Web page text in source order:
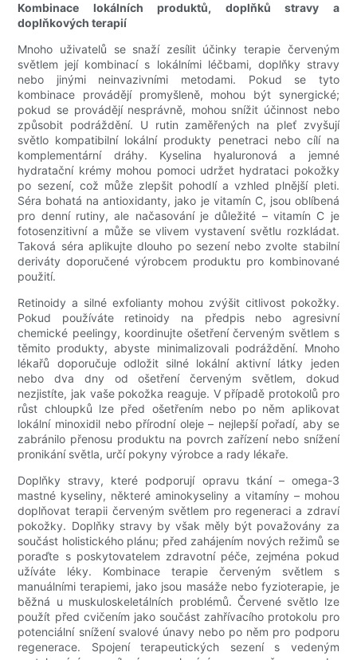
Kombinace lokálních produktů, doplňků stravy a
doplňkových terapií
Mnoho uživatelů se snaží zesílit účinky terapie červeným
světlem její kombinací s lokálními léčbami, doplňky stravy
nebo jinými neinvazivními metodami. Pokud se tyto
kombinace provádějí promyšleně, mohou být synergické;
pokud se provádějí nesprávně, mohou snížit účinnost nebo
způsobit podráždění. U rutin zaměřených na pleť zvyšují
světlo kompatibilní lokální produkty penetraci nebo cílí na
komplementární dráhy. Kyselina hyaluronová a jemné
hydratační krémy mohou pomoci udržet hydrataci pokožky
po sezení, což může zlepšit pohodlí a vzhled plnější pleti.
Séra bohatá na antioxidanty, jako je vitamín C, jsou oblíbená
pro denní rutiny, ale načasování je důležité – vitamín C je
fotosenzitivní a může se vlivem vystavení světlu rozkládat.
Taková séra aplikujte dlouho po sezení nebo zvolte stabilní
deriváty doporučené výrobcem produktu pro kombinované
použití.
Retinoidy a silné exfolianty mohou zvýšit citlivost pokožky.
Pokud používáte retinoidy na předpis nebo agresivní
chemické peelingy, koordinujte ošetření červeným světlem s
těmito produkty, abyste minimalizovali podráždění. Mnoho
lékařů doporučuje odložit silné lokální aktivní látky jeden
nebo dva dny od ošetření červeným světlem, dokud
nezjistíte, jak vaše pokožka reaguje. V případě protokolů pro
růst chloupků lze před ošetřením nebo po něm aplikovat
lokální minoxidil nebo přírodní oleje – nejlepší pořadí, aby se
zabránilo přenosu produktu na povrch zařízení nebo snížení
pronikání světla, určí pokyny výrobce a rady lékaře.
Doplňky stravy, které podporují opravu tkání – omega-3
mastné kyseliny, některé aminokyseliny a vitamíny – mohou
doplňovat terapii červeným světlem pro regeneraci a zdraví
pokožky. Doplňky stravy by však měly být považovány za
součást holistického plánu; před zahájením nových režimů se
poraďte s poskytovatelem zdravotní péče, zejména pokud
užíváte léky. Kombinace terapie červeným světlem s
manuálními terapiemi, jako jsou masáže nebo fyzioterapie, je
běžná u muskuloskeletálních problémů. Červené světlo lze
použít před cvičením jako součást zahřívacího protokolu pro
potenciální snížení svalové únavy nebo po něm pro podporu
regenerace. Spojení terapeutických sezení s vedeným